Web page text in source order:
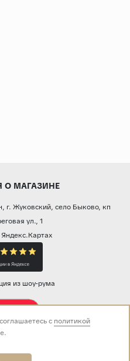
МАГАЗИНЕ
г. Жуковский, село Быково, кп
ул., 1
из шоу-рума
нам:
с политикой